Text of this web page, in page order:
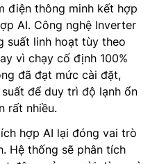
điện thông minh kết hợp
AI. Công nghệ Inverter
suất linh hoạt tùy theo
vì chạy cố định 100%
đã đạt mức cài đặt,
để duy trì độ lạnh ổn
rất nhiều.
hợp AI lại đóng vai trò
Hệ thống sẽ phân tích